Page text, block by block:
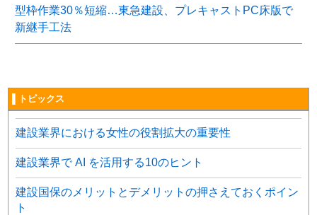
型枠作業30％短縮…東急建設、プレキャストPC床版で
新継手工法
▌トピックス
建設業界における女性の役割拡大の重要性
建設業界で AI を活用する10のヒント
建設国保のメリットとデメリットの押さえておくポイン
ト